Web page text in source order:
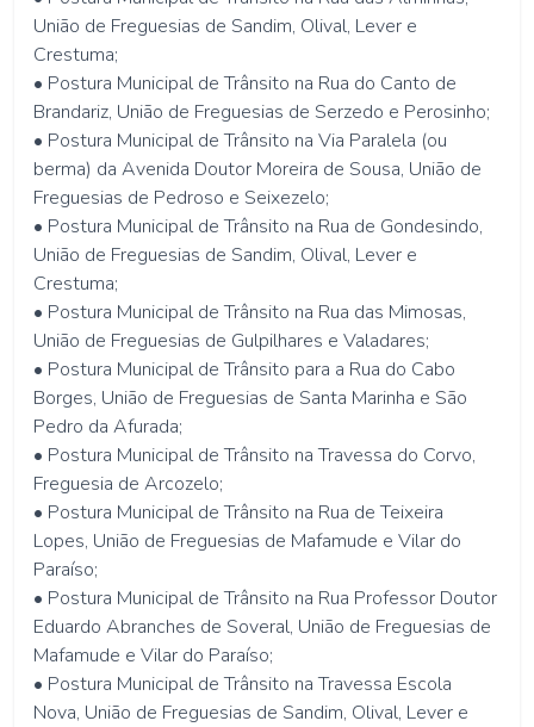
União de Freguesias de Sandim, Olival, Lever e
Crestuma;
• Postura Municipal de Trânsito na Rua do Canto de
Brandariz, União de Freguesias de Serzedo e Perosinho;
• Postura Municipal de Trânsito na Via Paralela (ou
berma) da Avenida Doutor Moreira de Sousa, União de
Freguesias de Pedroso e Seixezelo;
• Postura Municipal de Trânsito na Rua de Gondesindo,
União de Freguesias de Sandim, Olival, Lever e
Crestuma;
• Postura Municipal de Trânsito na Rua das Mimosas,
União de Freguesias de Gulpilhares e Valadares;
• Postura Municipal de Trânsito para a Rua do Cabo
Borges, União de Freguesias de Santa Marinha e São
Pedro da Afurada;
• Postura Municipal de Trânsito na Travessa do Corvo,
Freguesia de Arcozelo;
• Postura Municipal de Trânsito na Rua de Teixeira
Lopes, União de Freguesias de Mafamude e Vilar do
Paraíso;
• Postura Municipal de Trânsito na Rua Professor Doutor
Eduardo Abranches de Soveral, União de Freguesias de
Mafamude e Vilar do Paraíso;
• Postura Municipal de Trânsito na Travessa Escola
Nova, União de Freguesias de Sandim, Olival, Lever e